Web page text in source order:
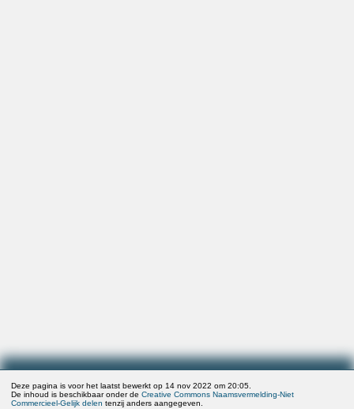
Deze pagina is voor het laatst bewerkt op 14 nov 2022 om 20:05.
De inhoud is beschikbaar onder deCreative Commons Naamsvermelding-Niet
Commercieel-Gelijk delen tenzij anders aangegeven.